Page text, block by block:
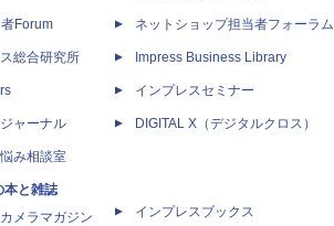
Forum
総合研究所
ャーナル
み相談室
本と雑誌
メラマガジン
ネットショップ担当者フォーラム
Impress Business Library
インプレスセミナー
DIGITAL X（デジタルクロス）
インプレスブックス